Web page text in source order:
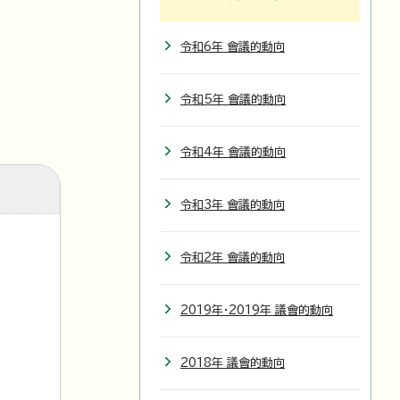
令和6年 會議的動向
令和5年 會議的動向
令和4年 會議的動向
令和3年 會議的動向
令和2年 會議的動向
2019年・2019年 議會的動向
2018年 議會的動向